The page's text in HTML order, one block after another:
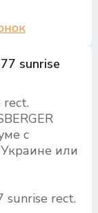
sunrise
rect.
с
или
sunrise rect.